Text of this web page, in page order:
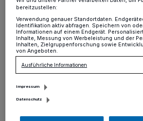
Rheinberg·
„Bürgerinitiative Rund um den
the Gap am Donnerstag, 11. Juni, in
Innenwall 104 in Rheinberg. „Mind
R&B-/Soul-/Funk-/Motown-Band
Wurzeln im klassischen Rhythm and
06.06.2026 , 14:20 Uhr
bereitzustellen:
Verwendung genauer Standortdaten.
Identifikation aktiv abfragen. Speichern von
Informationen auf einem Endgerät.
Inhalte, Messung von Werbeleistung und der
Inhalten, Zielgruppenforschung sowie
von Angeboten.
Ausführliche Informationen
Impressum
Datenschutz